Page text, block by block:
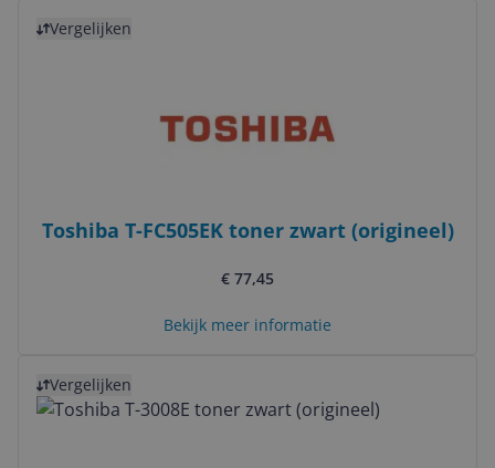
Vergelijken
Toshiba T-FC505EK toner zwart (origineel)
€ 77,45
Bekijk meer informatie
Vergelijken